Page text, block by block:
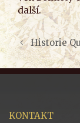
další.
Historie
KONTAKT